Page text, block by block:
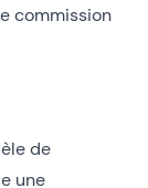
commission
de
une